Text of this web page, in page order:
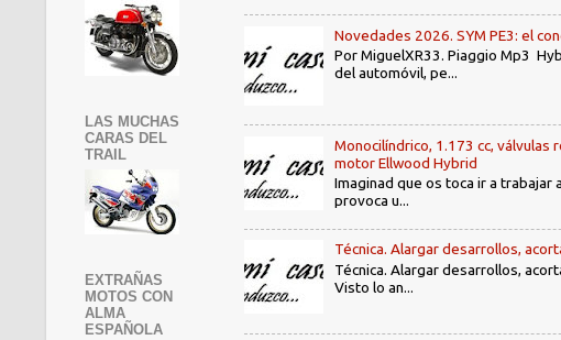
Novedades 2026. SYM PE3: el
Por MiguelXR33. Piaggio Mp3
del automóvil, pe...
Monocilíndrico, 1.173 cc,
motor Ellwood Hybrid
Imaginad que os toca ir a trabajar
provoca u...
Técnica. Alargar desarrollos,
Técnica. Alargar desarrollos,
Visto lo an...
LAS MUCHAS
CARAS DEL
TRAIL
EXTRAÑAS
MOTOS CON
ALMA
ESPAÑOLA